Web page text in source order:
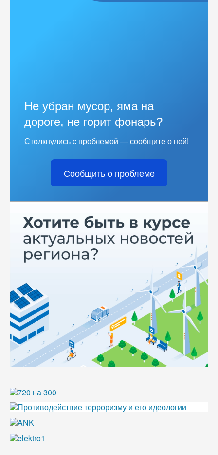
Не убран мусор, яма на
дороге, не горит фонарь?
Столкнулись с проблемой — сообщите о ней!
Сообщить о проблеме